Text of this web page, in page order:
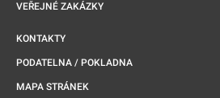
VEŘEJNÉ ZAKÁZKY
KONTAKTY
PODATELNA / POKLADNA
MAPA STRÁNEK